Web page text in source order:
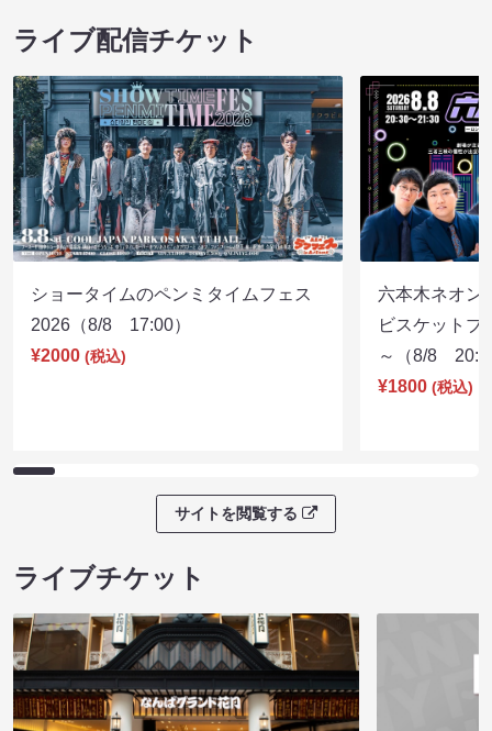
ライブ配信チケット
ショータイムのペンミタイムフェス
2026（8/8 17:00）
¥2000 (税込)
六本木ネオン
ビスケットブ
～（8/8
¥1800 (税込)
サイトを閲覧する
ライブチケット